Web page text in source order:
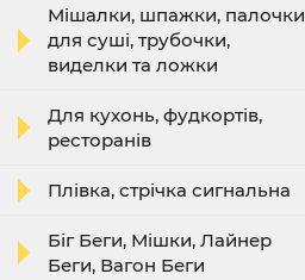
Мішалки, шпажки, палочки
для суші, трубочки,
виделки та ложки
Для кухонь, фудкортів,
ресторанів
Плівка, стрічка сигнальна
Біг Беги, Мішки, Лайнер
Беги, Вагон Беги